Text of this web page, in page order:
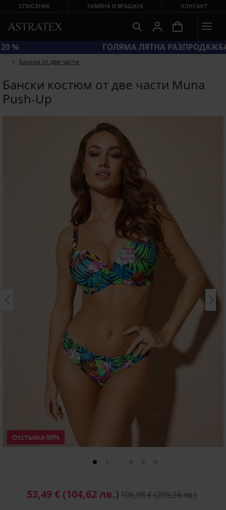
СПИСАНИЕ ЗАМЯНА И ВРЪЩАНЕ КОНТАКТ
КОД BRA20 = СУТИЕНИ −20 %
Бански от две части
Бански костюм от две части Muna
Push-Up
Отстъпка-50%
53,49 € (104,62 лв.)106,98 €(209,24 лв.)